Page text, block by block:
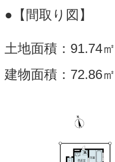
●【間取り図】
土地面積：91.74
建物面積：72.86